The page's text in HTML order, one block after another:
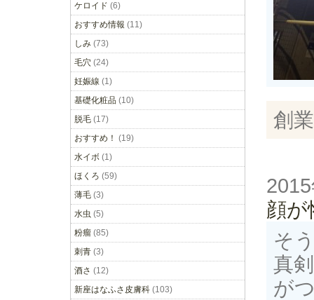
創
顔が
そ
真
が
ケロイド (6)
おすすめ情報 (11)
しみ (73)
毛穴 (24)
妊娠線 (1)
基礎化粧品 (10)
脱毛 (17)
おすすめ！ (19)
水イボ (1)
ほくろ (59)
薄毛 (3)
水虫 (5)
粉瘤 (85)
刺青 (3)
酒さ (12)
新座はなふさ皮膚科 (103)